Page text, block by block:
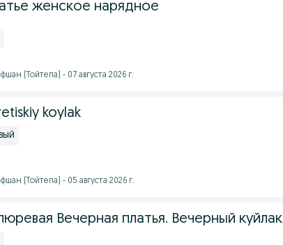
женское нарядное
(Тойтепа) - 07 августа 2026 г.
koylak
(Тойтепа) - 05 августа 2026 г.
Вечерная платья. Вечерный куйлак